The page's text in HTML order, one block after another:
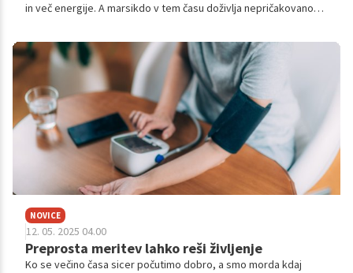
in več energije. A marsikdo v tem času doživlja nepričakovano
Čeprav se zdi, da je to čas prebujanja narave, je za mnoge to
tudi sezona, ko so glavoboli pogostejši, dolgotrajnejši in bolj
moteči. Zakaj?
NOVICE
12. 05. 2025 04.00
Preprosta meritev lahko reši življenje
Ko se večino časa sicer počutimo dobro, a smo morda kdaj